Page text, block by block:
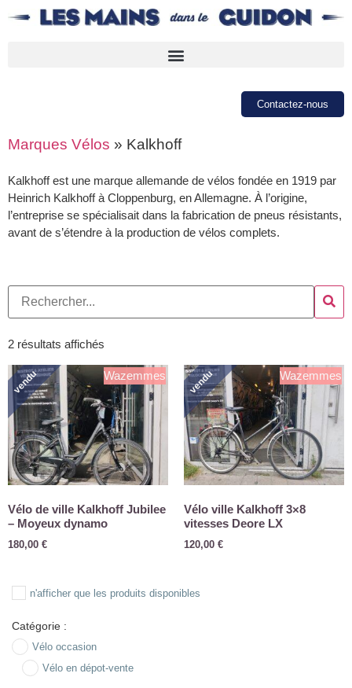
Contactez-nous
Marques Vélos » Kalkhoff
Kalkhoff est une marque allemande de vélos fondée en 1919 par
Heinrich Kalkhoff à Cloppenburg, en Allemagne. À l’origine,
l’entreprise se spécialisait dans la fabrication de pneus résistants,
avant de s’étendre à la production de vélos complets.
2 résultats affichés
Wazemmes
vendu
Vélo de ville Kalkhoff Jubilee
– Moyeux dynamo
180,00 €
Wazemmes
vendu
Vélo ville Kalkhoff 3×8
vitesses Deore LX
120,00 €
n'afficher que les produits disponibles
Catégorie :
Vélo occasion
Vélo en dépot-vente